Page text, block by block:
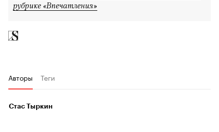
рубрике «Впечатления»
Авторы Теги
Стас Тыркин